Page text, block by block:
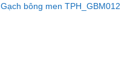
Gạch bông men TPH_GBM012